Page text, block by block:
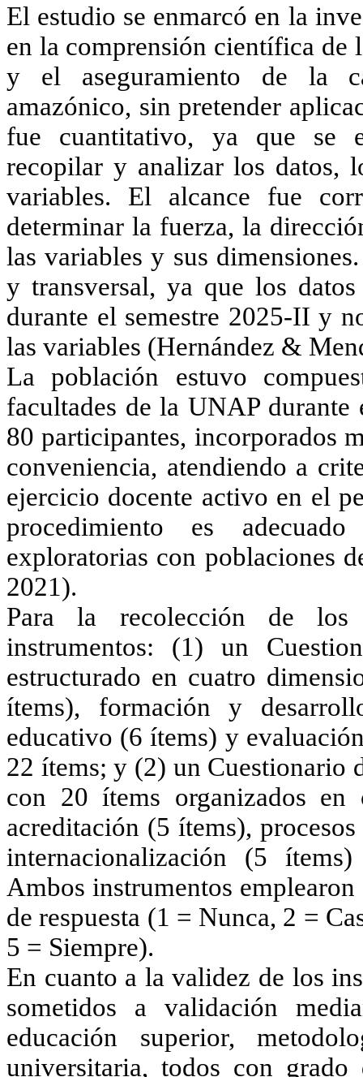
El estudio se enmarcó en la
en la comprensión científica de
y el aseguramiento de la
amazónico, sin pretender
fue cuantitativo, ya que se
recopilar y analizar los datos,
variables. El alcance fue
determinar la fuerza, la
las variables y sus
y transversal, ya que los
durante el semestre 2025-II y
las variables (Hernández &
La población estuvo
facultades de la UNAP
80 participantes, incorporados
conveniencia, atendiendo a
ejercicio docente activo en el
procedimiento es
exploratorias con poblaciones
2021).
Para la recolección de los
instrumentos: (1) un
estructurado en cuatro
ítems), formación y
educativo (6 ítems) y
22 ítems; y (2) un Cuestionario
con 20 ítems organizados en
acreditación (5 ítems),
internacionalización (5
Ambos instrumentos
de respuesta (1 = Nunca, 2 =
5 = Siempre).
En cuanto a la validez de los
sometidos a validación
educación superior,
universitaria, todos con